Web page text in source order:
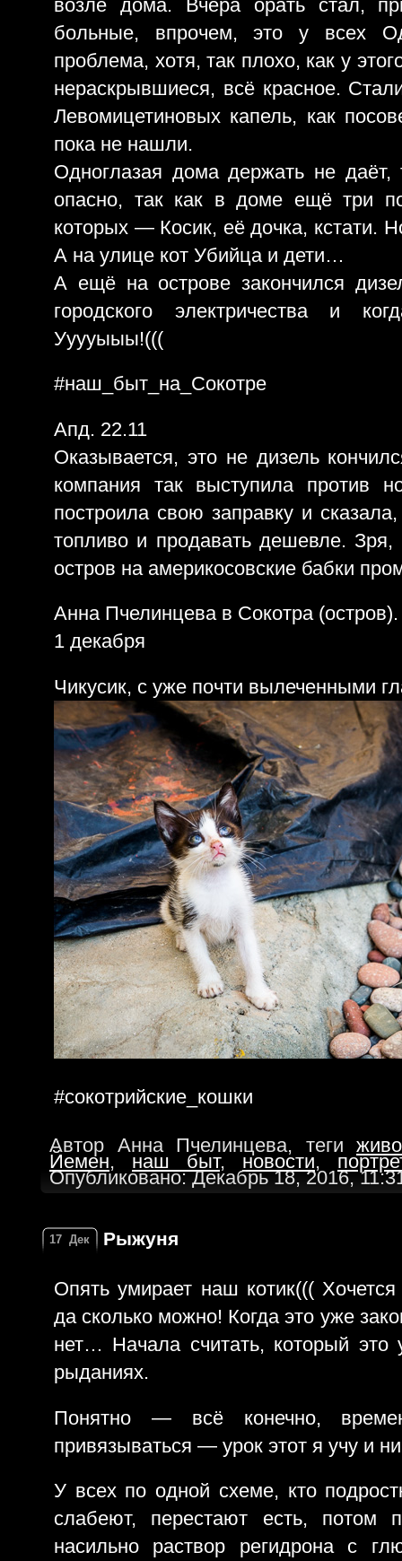
возле дома. Вчера орать стал,
больные, впрочем, это у всех
проблема, хотя, так плохо, как у
нераскрывшиеся, всё красное.
Левомицетиновых капель, как
пока не нашли.
Одноглазая дома держать не
опасно, так как в доме ещё три
которых — Косик, её дочка, кстати.
А на улице кот Убийца и дети…
А ещё на острове закончился
городского электричества и
Ууууыыы!(((
#наш_быт_на_Сокотре
Апд. 22.11
Оказывается, это не дизель
компания так выступила против
построила свою заправку и
топливо и продавать дешевле. Зря,
остров на америкосовские бабки
Анна Пчелинцева в Сокотра (остров).
1 декабря
Чикусик, с уже почти вылеченными
#сокотрийские_кошки
Автор Анна Пчелинцева, теги
Йемен, наш быт, новости,
Опубликовано: Декабрь 18, 2016,
17 Дек Рыжуня
Опять умирает наш котик(((
да сколько можно! Когда это уже
нет… Начала считать, который
рыданиях.
Понятно — всё конечно,
привязываться — урок этот я учу и
У всех по одной схеме, кто
слабеют, перестают есть,
насильно раствор регидрона с